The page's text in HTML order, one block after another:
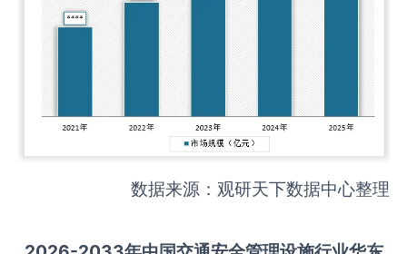
数据来源：观研天下数据中心整理